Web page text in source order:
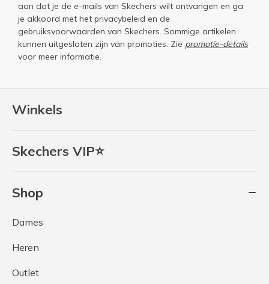
Winkels
Skechers VIP⭐
Shop
Dames
Heren
Outlet
aan dat je de e-mails van Skechers wilt ontvangen en ga
je akkoord met het privacybeleid en de
gebruiksvoorwaarden van Skechers. Sommige artikelen
kunnen uitgesloten zijn van promoties. Zie promotie-details
voor meer informatie.